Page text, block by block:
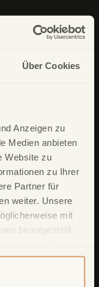
Über Cookies
Anzeigen zu
Medien anbieten
Website zu
zu Ihrer
Partner für
weiter. Unsere
mit
bereitgestellt
Informationen